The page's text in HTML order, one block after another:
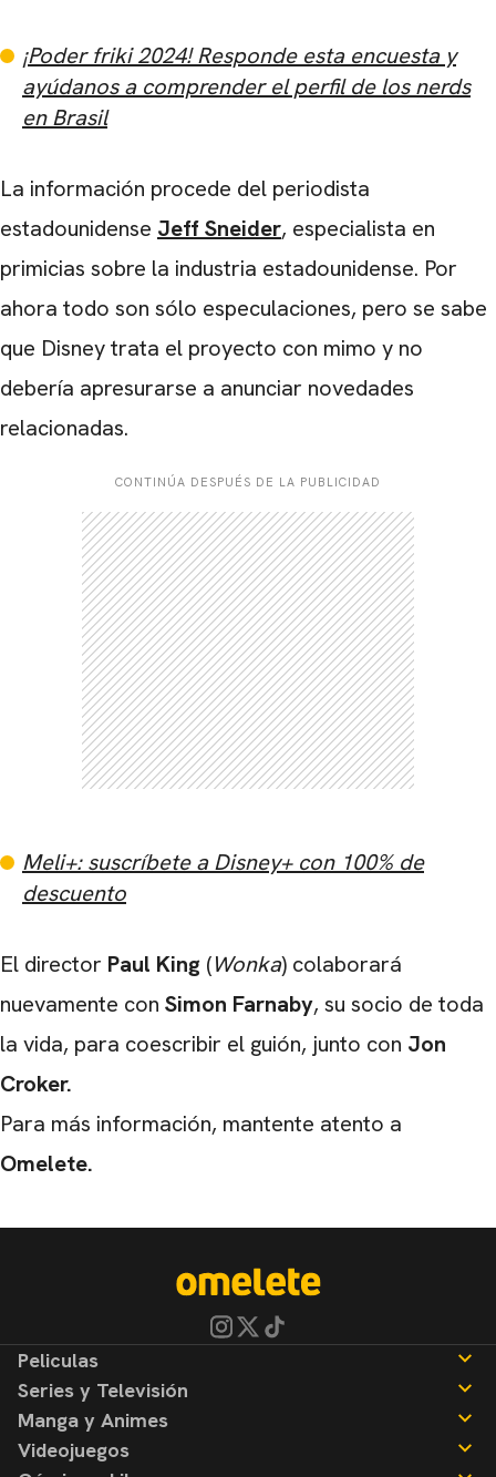
¡Poder friki 2024! Responde esta encuesta y
ayúdanos a comprender el perfil de los nerds
en Brasil
La información procede del periodista
estadounidense Jeff Sneider, especialista en
primicias sobre la industria estadounidense. Por
ahora todo son sólo especulaciones, pero se sabe
que Disney trata el proyecto con mimo y no
debería apresurarse a anunciar novedades
relacionadas.
CONTINÚA DESPUÉS DE LA PUBLICIDAD
Meli+: suscríbete a Disney+ con 100% de
descuento
El director Paul King (Wonka) colaborará
nuevamente con Simon Farnaby, su socio de toda
la vida, para coescribir el guión, junto con Jon
Croker.
Para más información, mantente atento a
Omelete.
Peliculas
Noticias
Reseñas
Series y Televisión
Noticias
Reseñas
Manga y Animes
Noticias
Videojuegos